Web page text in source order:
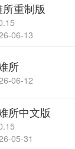
重制版
06-13
所
06-12
所中文版
05-31